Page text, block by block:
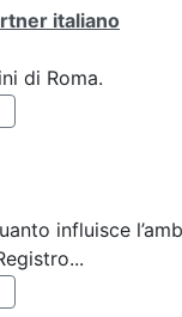
italiano
di Roma.
influisce